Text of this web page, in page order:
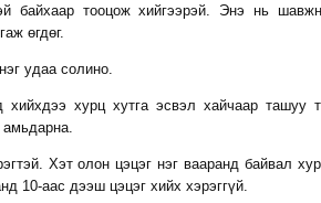
байхаар тооцож хийгээрэй. Энэ нь
өгдөг.
удаа солино.
хийхдээ хурц хутга эсвэл хайчаар ташуу
Хэт олон цэцэг нэг вааранд байвал
10-аас дээш цэцэг хийх хэрэггүй.